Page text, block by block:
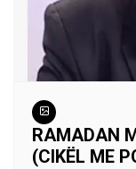
RAMADAN
(CIKËL ME